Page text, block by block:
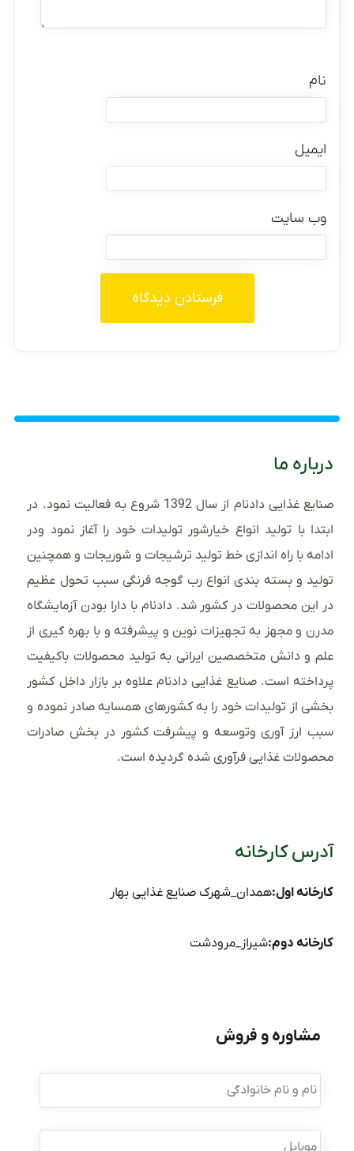
نام
ایمیل
وب‌ سایت
درباره ما
صنایع غذایی دادنام از سال 1392 شروع به فعالیت نمود. در
ابتدا با تولید انواع خیارشور تولیدات خود را آغاز نمود ودر
ادامه با راه اندازی خط تولید ترشیجات و شوریجات و همچنین
تولید و بسته بندی انواع رب گوجه فرنگی سبب تحول عظیم
در این محصولات در کشور شد. دادنام با دارا بودن آزمایشگاه
مدرن و مجهز به تجهیزات نوین و پیشرفته و با بهره گیری از
علم و دانش متخصصین ایرانی به تولید محصولات باکیفیت
پرداخته است. صنایع غذایی دادنام علاوه بر بازار داخل کشور
بخشی از تولیدات خود را به کشورهای همسایه صادر نموده و
سبب ارز آوری وتوسعه و پیشرفت کشور در بخش صادرات
محصولات غذایی فرآوری شده گردیده است.
آدرس کارخانه
کارخانه اول:همدان_شهرک صنایع غذایی بهار
کارخانه دوم:شیراز_مرودشت
مشاوره و فروش
نام
و
نام
موبایل *